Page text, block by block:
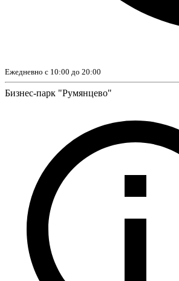
Ежедневно с 10:00 до 20:00
Бизнес-парк "Румянцево"